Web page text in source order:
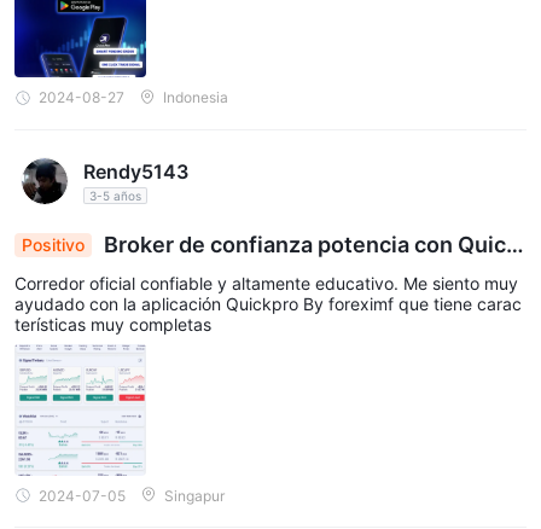
2024-08-27 Indonesia
Rendy5143
3-5 años
Positivo
Broker de confianza potencia con Quick
pro App: Herramienta integral de ForexIMF
Corredor oficial confiable y altamente educativo. Me siento muy
ayudado con la aplicación Quickpro By foreximf que tiene carac
terísticas muy completas
2024-07-05 Singapur